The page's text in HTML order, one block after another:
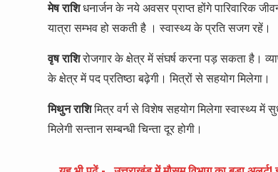
मेष राशिधनार्जन के नये अवसर प्राप्त होंगे पारिवारिक
यात्रा सम्भव हो सकती है । स्वास्थ्य के प्रति सजग रहें।
वृष राशिरोजगार के क्षेत्र में संघर्ष करना पड़ सकता है।
के क्षेत्र में पद प्रतिष्ठा बढ़ेगी। मित्रों से सहयोग मिलेगा।
मिथुन राशिमित्र वर्ग से विशेष सहयोग मिलेगा स्वास्थ्य में
मिलेगी सन्तान सम्बन्धी चिन्ता दूर होगी।